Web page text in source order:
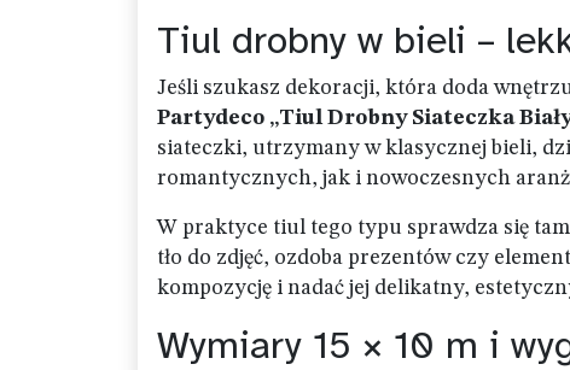
Tiul drobny w bieli –
Jeśli szukasz dekoracji, która doda
Partydeco „Tiul Drobny Siateczka Biały
siateczki, utrzymany w klasycznej bieli,
romantycznych, jak i nowoczesnych
W praktyce tiul tego typu sprawdza się
tło do zdjęć, ozdoba prezentów czy
kompozycję i nadać jej delikatny,
Wymiary 15 × 10 m i